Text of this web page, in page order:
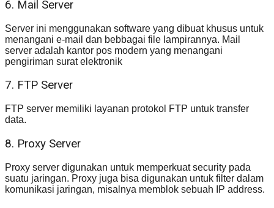
6. Mail Server
Server ini menggunakan software yang dibuat khusus untuk
menangani e-mail dan bebbagai file lampirannya. Mail
server adalah kantor pos modern yang menangani
pengiriman surat elektronik
7. FTP Server
FTP server memiliki layanan protokol FTP untuk transfer
data.
8. Proxy Server
Proxy server digunakan untuk memperkuat security pada
suatu jaringan. Proxy juga bisa digunakan untuk filter dalam
komunikasi jaringan, misalnya memblok sebuah IP address.